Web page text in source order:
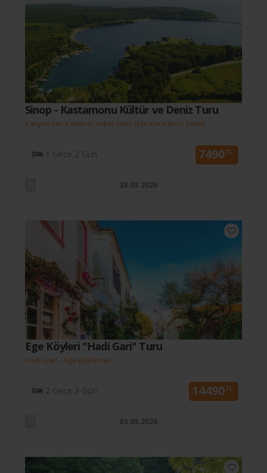
Sinop - Kastamonu Kültür ve Deniz Turu
Kanyondan Kalelere, Adım adım Batı Karadeniz Sahile
1 Gece 2 Gün 7490TL
28.08.2026
Ege Köyleri "Hadi Gari" Turu
Hadi Gari... Ege Köylerine...
2 Gece 3 Gün 14490TL
03.09.2026